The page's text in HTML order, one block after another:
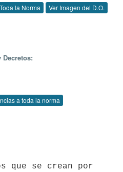
Toda la Norma Ver Imagen del D.O.
Decretos:
a toda la norma